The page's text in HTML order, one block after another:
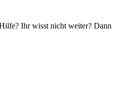
Ihr wisst nicht weiter? Dann